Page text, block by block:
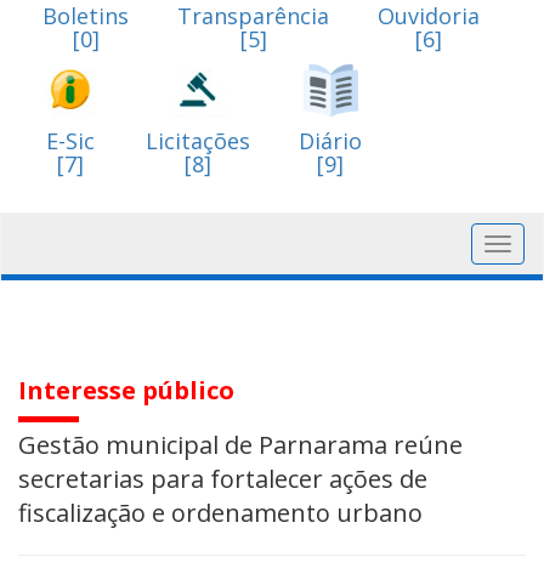
Boletins
[0]
Transparência
[5]
Ouvidoria
[6]
E-Sic
[7]
Licitações
[8]
Diário
[9]
Interesse público
Gestão municipal de Parnarama reúne
secretarias para fortalecer ações de
fiscalização e ordenamento urbano